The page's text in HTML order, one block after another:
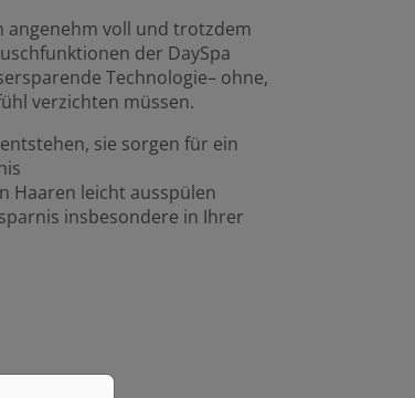
angenehm voll und trotzdem
der DaySpa
Technologie– ohne,
verzichten müssen.
sie sorgen für ein
Haaren leicht ausspülen
insbesondere in Ihrer